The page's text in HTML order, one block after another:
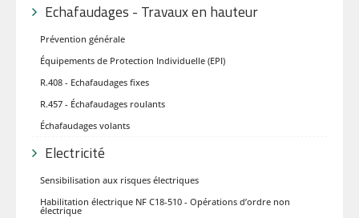
Echafaudages - Travaux en hauteur
Prévention générale
Équipements de Protection Individuelle (EPI)
R.408 - Echafaudages fixes
R.457 - Échafaudages roulants
Échafaudages volants
Electricité
Sensibilisation aux risques électriques
Habilitation électrique NF C18-510 - Opérations d’ordre non
électrique